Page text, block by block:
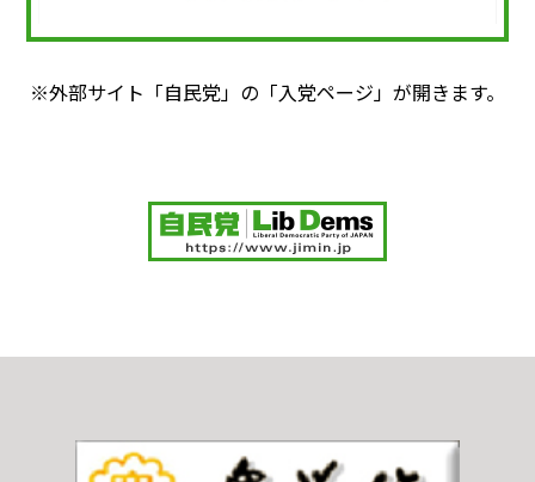
※外部サイト「自民党」の「入党ページ」が開きます。